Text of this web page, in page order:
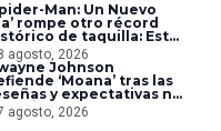
en La
Man: Un Nuevo
rompe otro récord
de taquilla: Estas
las películas del MCU
ya superó
agosto, 2026
Johnson
‘Moana’ tras las
y expectativas no
‘Así son las
agosto, 2026